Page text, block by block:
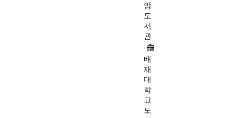
앙
도
서
관
배
재
대
학
교
도